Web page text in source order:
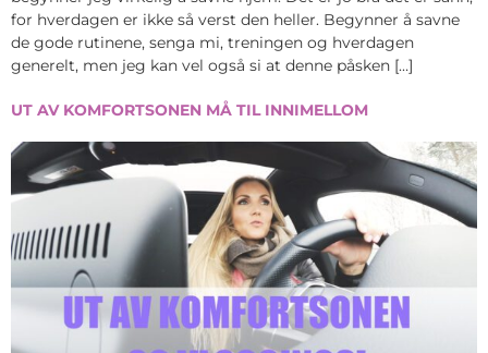
for hverdagen er ikke så verst den heller. Begynner å savne
de gode rutinene, senga mi, treningen og hverdagen
generelt, men jeg kan vel også si at denne påsken […]
UT AV KOMFORTSONEN MÅ TIL INNIMELLOM